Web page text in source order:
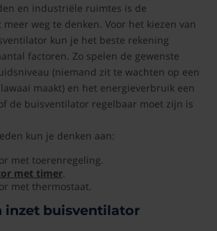
en industriële ruimtes is de
weg te denken. Voor het kiezen van
kun je het beste rekening
factoren. Zo spelen de gewenste
(niemand zit te wachten op een
maakt) en het energieverbruik een
de buisventilator regelbaar moet zijn is
kun je denken aan:
met toerenregeling.
met timer
met thermostaat.
inzet buisventilator